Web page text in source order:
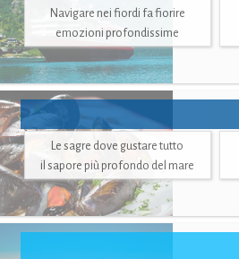
Navigare nei fiordi fa fiorire
emozioni profondissime
Le sagre dove gustare tutto
il sapore più profondo del mare